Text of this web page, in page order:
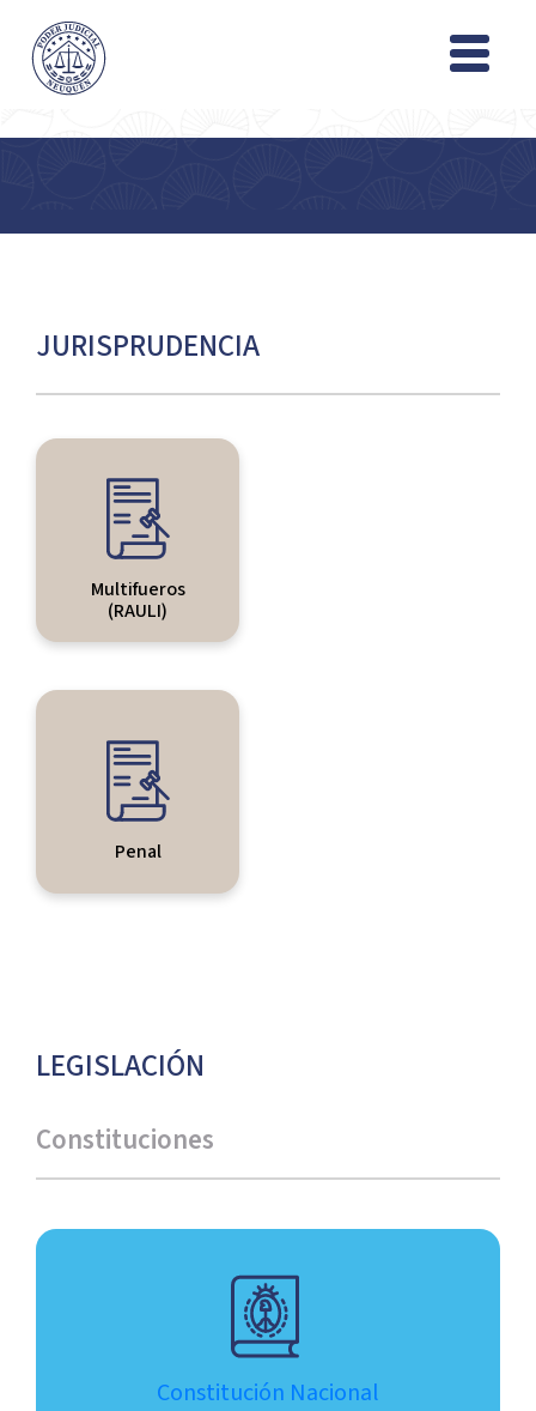
JURISPRUDENCIA
Multifueros
(RAULI)
Penal
LEGISLACIÓN
Constituciones
Constitución Nacional